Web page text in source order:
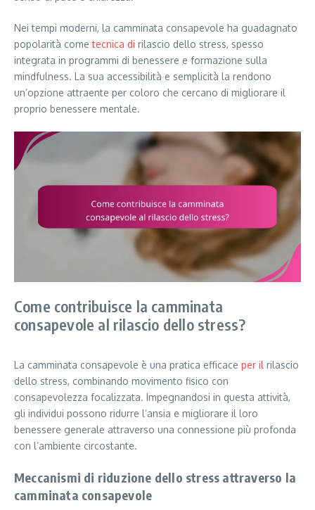
Nei tempi moderni, la camminata consapevole ha guadagnato
popolarità cometecnica di rilascio dello stress, spesso
integrata in programmi di benessere e formazione sulla
mindfulness. La sua accessibilità e semplicità la rendono
un’opzione attraente per coloro che cercano di migliorare il
proprio benessere mentale.
Come contribuisce la camminata
consapevole al rilascio dello stress?
La camminata consapevole è una pratica efficace per il rilascio
dello stress, combinando movimento fisico con
consapevolezza focalizzata. Impegnandosi in questa attività,
gli individui possono ridurre l’ansia e migliorare il loro
benessere generale attraverso una connessione più profonda
con l’ambiente circostante.
Meccanismi di riduzione dello stress attraverso la
camminata consapevole